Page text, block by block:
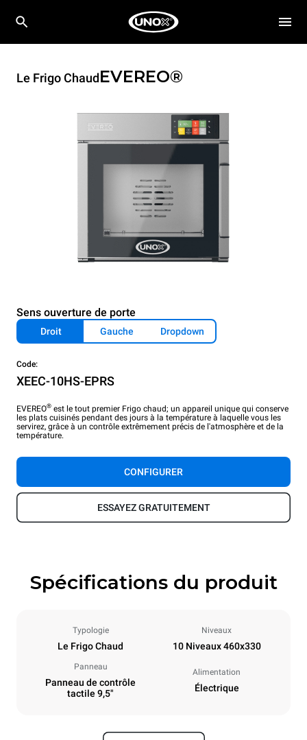
Le Frigo ChaudEVEREO®
Sens ouverture de porte
Droit Gauche Dropdown
Code:
XEEC-10HS-EPRS
EVEREO® est le tout premier Frigo chaud; un appareil unique qui conserve
les plats cuisinés pendant des jours à la température à laquelle vous les
servirez, grâce à un contrôle extrêmement précis de l'atmosphère et de la
température.
CONFIGURER
ESSAYEZ GRATUITEMENT
Spécifications du produit
Typologie
Le Frigo Chaud
Niveaux
10 Niveaux 460x330
Panneau
Panneau de contrôle
tactile 9,5"
Alimentation
Électrique